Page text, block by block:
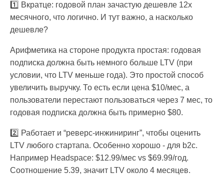
1️⃣ Вкратце: годовой план зачастую дешевле 12x
месячного, что логично. И тут важно, а насколько
дешевле?
Арифметика на стороне продукта простая: годовая
подписка должна быть немного больше LTV (при
условии, что LTV меньше года). Это простой способ
увеличить выручку. То есть если цена $10/мес, а
пользователи перестают пользоваться через 7 мес, то
годовая подписка должна быть примерно $80.
2️⃣ Работает и “реверс-инжиниринг”, чтобы оценить
LTV любого стартапа. Особенно хорошо - для b2c.
Например Headspace: $12.99/мес vs $69.99/год.
Соотношение 5.39, значит LTV около 4 месяцев.